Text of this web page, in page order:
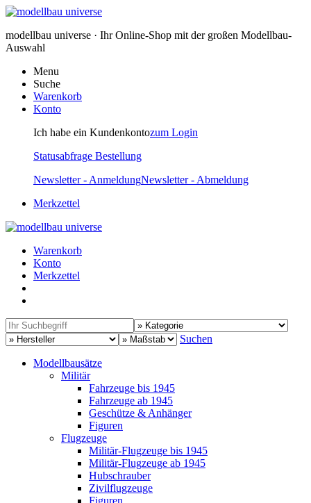
modellbau universe · Ihr Online-Shop mit der großen Modellbau-
Auswahl
Menu
Suche
Warenkorb
Konto
Ich habe ein Kundenkontozum Login
Statusabfrage Bestellung
Newsletter - AnmeldungNewsletter - Abmeldung
Merkzettel
Warenkorb
Konto
Merkzettel
Suchen
Modellbausätze
Militär
Fahrzeuge bis 1945
Fahrzeuge ab 1945
Geschütze & Anhänger
Figuren
Flugzeuge
Militär-Flugzeuge bis 1945
Militär-Flugzeuge ab 1945
Hubschrauber
Zivilflugzeuge
Figuren